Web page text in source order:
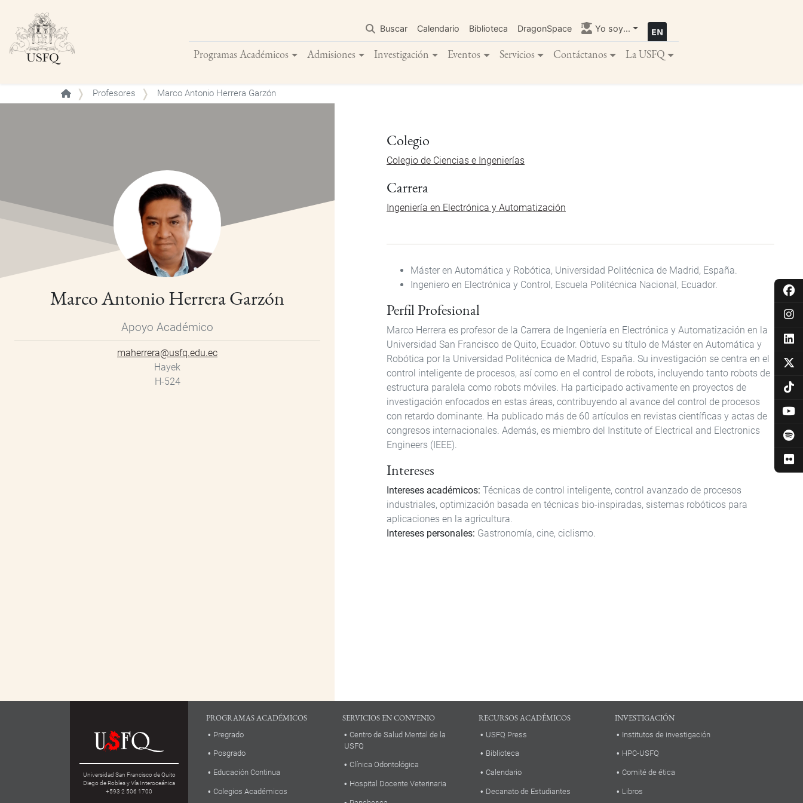
contenido
principal
Buscar Calendario Biblioteca DragonSpace Yo soy...
Programas Académicos Admisiones Investigación Eventos Servicios Contáctanos La USFQ
Buscar
Profesores Marco Antonio Herrera Garzón
Marco Antonio Herrera Garzón
Apoyo Académico
maherrera@usfq.edu.ec
Hayek
H-524
Colegio
Colegio de Ciencias e Ingenierías
Carrera
Ingeniería en Electrónica y Automatización
Máster en Automática y Robótica, Universidad Politécnica de Madrid, España.
Ingeniero en Electrónica y Control, Escuela Politécnica Nacional, Ecuador.
Perfil Profesional
Marco Herrera es profesor de la Carrera de Ingeniería en Electrónica y Automatización en la
Universidad San Francisco de Quito, Ecuador. Obtuvo su título de Máster en Automática y
Robótica por la Universidad Politécnica de Madrid, España. Su investigación se centra en el
control inteligente de procesos, así como en el control de robots, incluyendo tanto robots de
estructura paralela como robots móviles. Ha participado activamente en proyectos de
investigación enfocados en estas áreas, contribuyendo al avance del control de procesos
con retardo dominante. Ha publicado más de 60 artículos en revistas científicas y actas de
congresos internacionales. Además, es miembro del Institute of Electrical and Electronics
Engineers (IEEE).
Intereses
Intereses académicos: Técnicas de control inteligente, control avanzado de procesos
industriales, optimización basada en técnicas bio-inspiradas, sistemas robóticos para
aplicaciones en la agricultura.
Intereses personales: Gastronomía, cine, ciclismo.
Universidad San Francisco de Quito
Diego de Robles y Vía Interoceánica
+593 2 506 1700
PROGRAMAS ACADÉMICOS
Pregrado
Posgrado
Educación Continua
Colegios Académicos
SERVICIOS EN CONVENIO
Centro de Salud Mental de la
USFQ
Clínica Odontológica
Hospital Docente Veterinaria
RECURSOS ACADÉMICOS
USFQ Press
Biblioteca
Calendario
Decanato de Estudiantes
INVESTIGACIÓN
Institutos de investigación
HPC-USFQ
Comité de ética
Libros